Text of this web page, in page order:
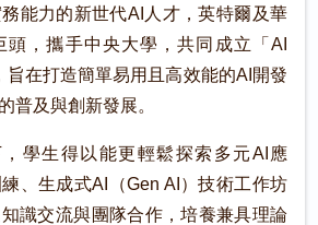
能力的新世代AI人才，英特爾及華
頭，攜手中央大學，共同成立「AI
旨在打造簡單易用且高效能的AI開發
普及與創新發展。
學生得以能更輕鬆探索多元AI應
、生成式AI（Gen AI）技術工作坊
識交流與團隊合作，培養兼具理論